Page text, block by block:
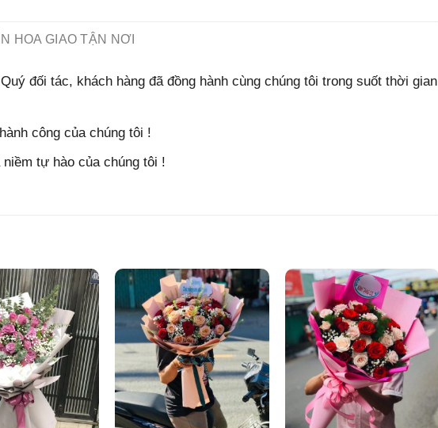
HOA GIAO TẬN NƠI
đối tác, khách hàng đã đồng hành cùng chúng tôi trong suốt thời gian
công của chúng tôi !
tự hào của chúng tôi !